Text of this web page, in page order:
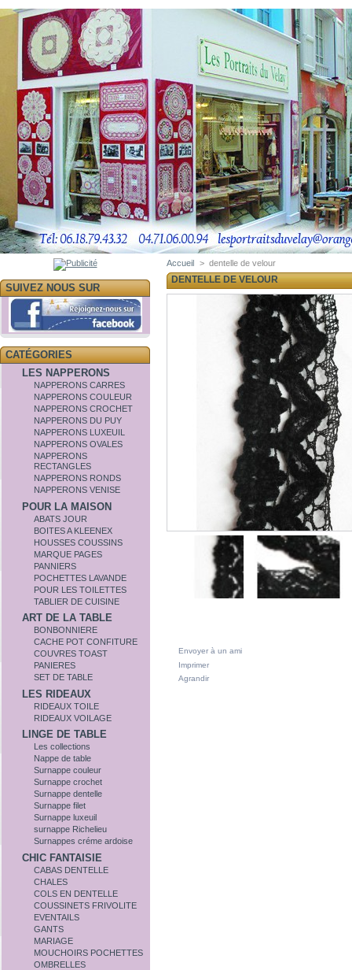
SUIVEZ NOUS SUR
CATÉGORIES
LES NAPPERONS
NAPPERONS CARRES
NAPPERONS COULEUR
NAPPERONS CROCHET
NAPPERONS DU PUY
NAPPERONS LUXEUIL
NAPPERONS OVALES
NAPPERONS
RECTANGLES
NAPPERONS RONDS
NAPPERONS VENISE
POUR LA MAISON
ABATS JOUR
BOITES A KLEENEX
HOUSSES COUSSINS
MARQUE PAGES
PANNIERS
POCHETTES LAVANDE
POUR LES TOILETTES
TABLIER DE CUISINE
ART DE LA TABLE
BONBONNIERE
CACHE POT CONFITURE
COUVRES TOAST
PANIERES
SET DE TABLE
LES RIDEAUX
RIDEAUX TOILE
RIDEAUX VOILAGE
LINGE DE TABLE
Les collections
Nappe de table
Surnappe couleur
Surnappe crochet
Surnappe dentelle
Surnappe filet
Surnappe luxeuil
surnappe Richelieu
Surnappes créme ardoise
CHIC FANTAISIE
CABAS DENTELLE
CHALES
COLS EN DENTELLE
COUSSINETS FRIVOLITE
EVENTAILS
GANTS
MARIAGE
MOUCHOIRS POCHETTES
OMBRELLES
Accueil > dentelle de velour
DENTELLE DE VELOUR
Envoyer à un ami
Imprimer
Agrandir